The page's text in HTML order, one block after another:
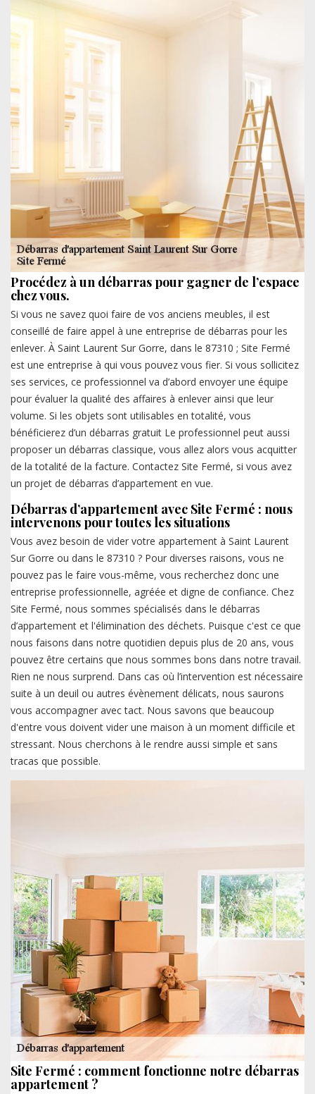
Procédez à un débarras pour gagner de l’espace
chez vous.
Si vous ne savez quoi faire de vos anciens meubles, il est
conseillé de faire appel à une entreprise de débarras pour les
enlever. À Saint Laurent Sur Gorre, dans le 87310 ; Site Fermé
est une entreprise à qui vous pouvez vous fier. Si vous sollicitez
ses services, ce professionnel va d’abord envoyer une équipe
pour évaluer la qualité des affaires à enlever ainsi que leur
volume. Si les objets sont utilisables en totalité, vous
bénéficierez d’un débarras gratuit Le professionnel peut aussi
proposer un débarras classique, vous allez alors vous acquitter
de la totalité de la facture. Contactez Site Fermé, si vous avez
un projet de débarras d’appartement en vue.
Débarras d’appartement avec Site Fermé : nous
intervenons pour toutes les situations
Vous avez besoin de vider votre appartement à Saint Laurent
Sur Gorre ou dans le 87310 ? Pour diverses raisons, vous ne
pouvez pas le faire vous-même, vous recherchez donc une
entreprise professionnelle, agréée et digne de confiance. Chez
Site Fermé, nous sommes spécialisés dans le débarras
d’appartement et l'élimination des déchets. Puisque c'est ce que
nous faisons dans notre quotidien depuis plus de 20 ans, vous
pouvez être certains que nous sommes bons dans notre travail.
Rien ne nous surprend. Dans cas où l’intervention est nécessaire
suite à un deuil ou autres évènement délicats, nous saurons
vous accompagner avec tact. Nous savons que beaucoup
d'entre vous doivent vider une maison à un moment difficile et
stressant. Nous cherchons à le rendre aussi simple et sans
tracas que possible.
Site Fermé : comment fonctionne notre débarras
appartement ?